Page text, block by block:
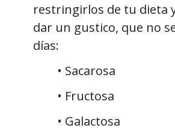
restringirlos de tu dieta
dar un gustico, que no
días:
• Sacarosa
• Fructosa
• Galactosa